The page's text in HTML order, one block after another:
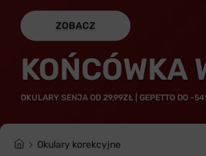
ZOBACZ
KOŃCÓWKA
OKULARY SENJA OD 29,99ZŁ | GEPETTO DO -
Okulary korekcyjne